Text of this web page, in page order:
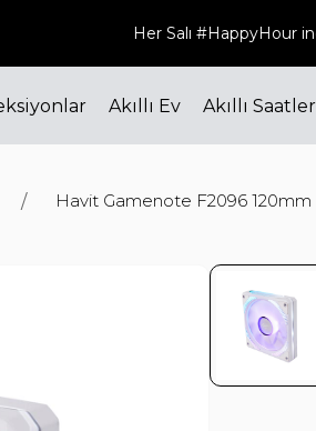
Bizi sosyal
Akıllı Ev Akıllı Saatler
Havit Gamenote F2096